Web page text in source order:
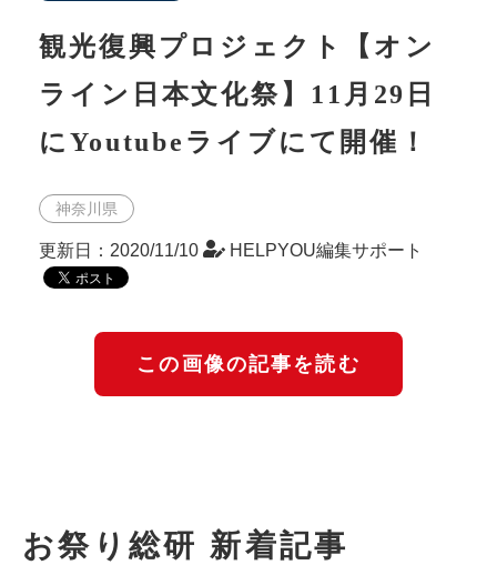
観光復興プロジェクト【オン
ライン日本文化祭】11月29日
にYoutubeライブにて開催！
神奈川県
更新日：2020/11/10 HELPYOU編集サポート
この画像の記事を読む
お祭り総研 新着記事